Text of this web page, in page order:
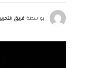
بواسطة فريق التحرير